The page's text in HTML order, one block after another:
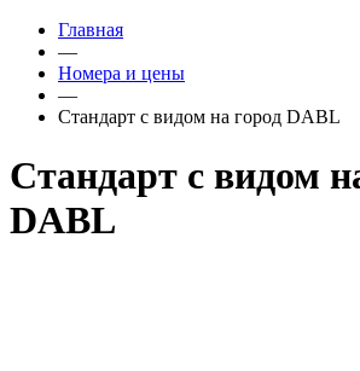
Главная
—
Номера и цены
—
Стандарт с видом на город DABL
Стандарт с видом
DABL